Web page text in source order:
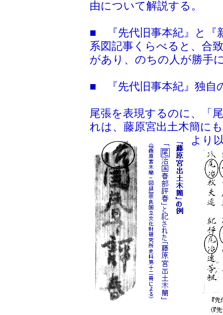
由について解説する。
■ 『先代旧事本紀』と『
系図記事くらべると、合
があり、のちの人が勝手
■ 『先代旧事本紀』独自
尾張を表現するのに、「
れは、藤原宮出土木簡に
より